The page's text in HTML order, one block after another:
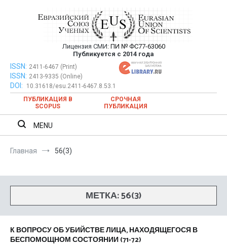
Евразийский Союз Ученых —
публикация научных статей в
ежемесячном научном журнале
Лицензия СМИ: ПИ № ФС77-63060
Публикуется с 2014 года
Евразийский Союз Ученых — публикация научных статей в
ежемесячном научном журнале
ISSN: 2411-6467 (Print)
ISSN: 2413-9335 (Online)
DOI:
10.31618/esu.2411-6467.8.53.1
ПУБЛИКАЦИЯ В
SCOPUS
СРОЧНАЯ
ПУБЛИКАЦИЯ
MENU
Главная 56(3)
МЕТКА:56(3)
К ВОПРОСУ ОБ УБИЙСТВЕ ЛИЦА, НАХОДЯЩЕГОСЯ В
БЕСПОМОЩНОМ СОСТОЯНИИ (71-72)